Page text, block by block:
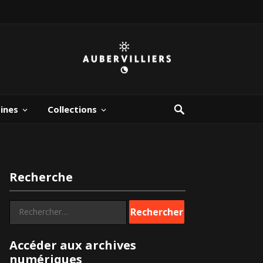
Collections
Recherche
Rechercher :
Accéder aux archives
numériques